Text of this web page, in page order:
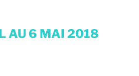
AU 6 MAI 2018